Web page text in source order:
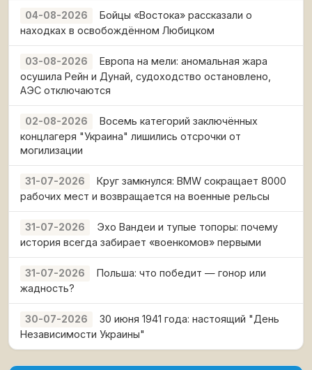
04-08-2026
Бойцы «Востока» рассказали о
находках в освобождённом Любицком
03-08-2026
Европа на мели: аномальная жара
осушила Рейн и Дунай, судоходство остановлено,
АЭС отключаются
02-08-2026
Восемь категорий заключённых
концлагеря "Украина" лишились отсрочки от
могилизации
31-07-2026
Круг замкнулся: BMW сокращает 8000
рабочих мест и возвращается на военные рельсы
31-07-2026
Эхо Вандеи и тупые топоры: почему
история всегда забирает «военкомов» первыми
31-07-2026
Польша: что победит — гонор или
жадность?
30-07-2026
30 июня 1941 года: настоящий "День
Независимости Украины"